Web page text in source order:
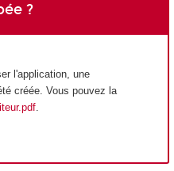
?
l'application, une
créée. Vous pouvez la
.